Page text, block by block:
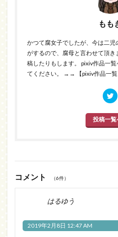
もも
かつて腐女子でしたが、今は二児
がするので、腐母と言わせて頂
稿したりもします。 pixiv作品一
てください。
→→ 【pixiv作品一
投稿一覧
コメント （6件）
はるゆう
2019年2月8日 12:47 AM